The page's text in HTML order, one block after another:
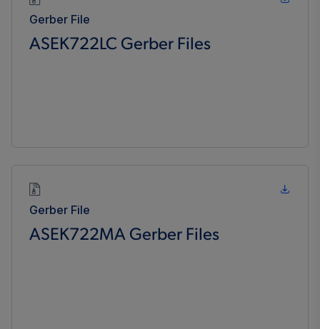
Gerber File
ASEK722LC Gerber Files
Gerber File
ASEK722MA Gerber Files